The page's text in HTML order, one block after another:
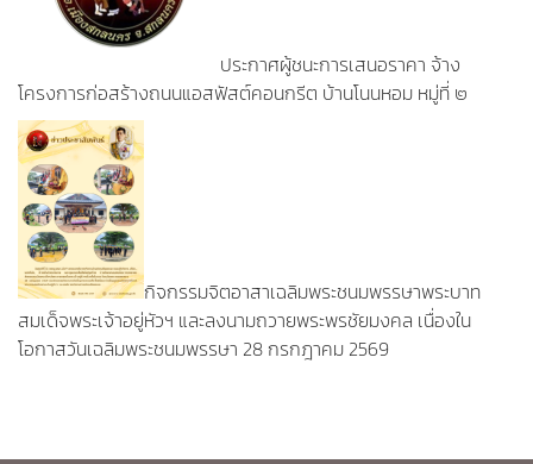
ประกาศผู้ชนะการเสนอราคา จ้าง
โครงการก่อสร้างถนนแอสฟัสต์คอนกรีต บ้านโนนหอม หมู่ที่ ๒
กิจกรรมจิตอาสาเฉลิมพระชนมพรรษาพระบาท
สมเด็จพระเจ้าอยู่หัวฯ และลงนามถวายพระพรชัยมงคล เนื่องใน
โอกาสวันเฉลิมพระชนมพรรษา 28 กรกฎาคม 2569